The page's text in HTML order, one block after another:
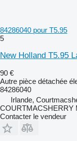
84286040 pour T5.95
5
New Holland T5.95
90 €
Autre pièce détachée
84286040
Irlande,
COURTMACSHERRY
Contacter le vendeur